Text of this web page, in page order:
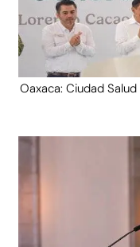
Oaxaca: Ciudad